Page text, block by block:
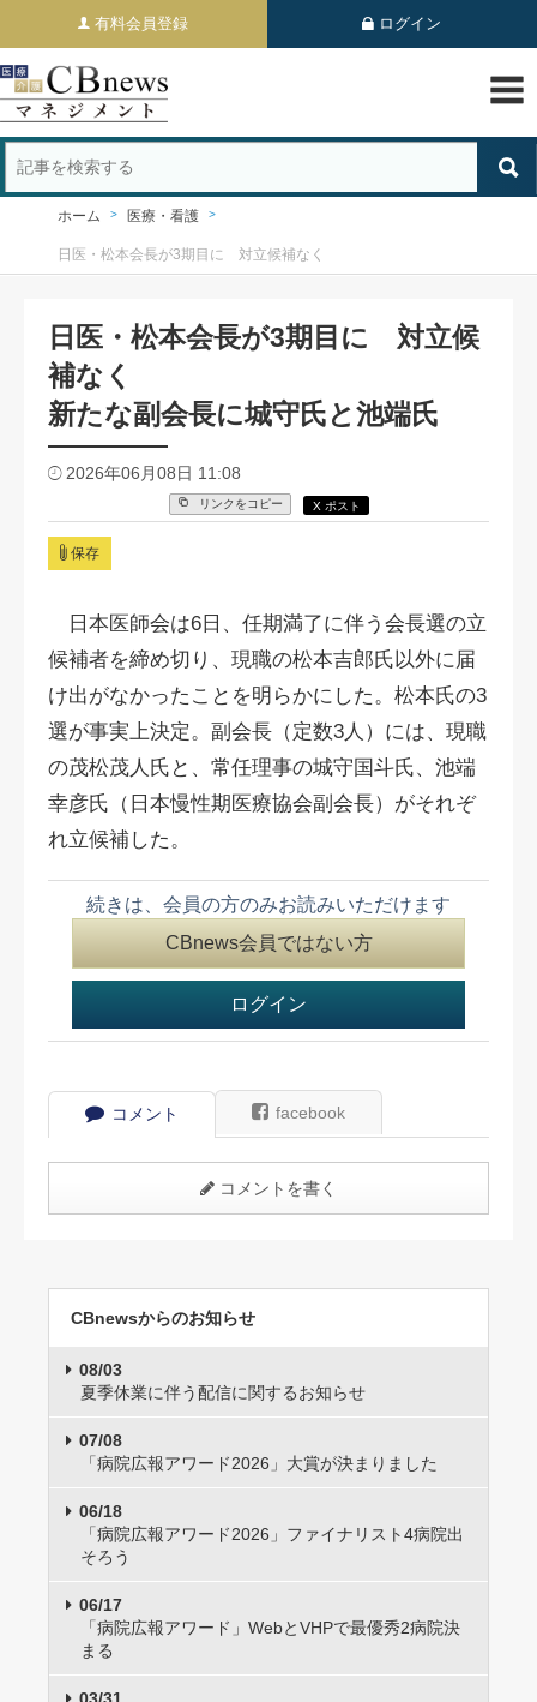
有料会員登録 ログイン
ホーム 医療・看護
日医・松本会長が3期目に 対立候補なく
日医・松本会長が3期目に 対立候
補なく
新たな副会長に城守氏と池端氏
2026年06月08日 11:08
リンクをコピー X ポスト
保存
日本医師会は6日、任期満了に伴う会長選の立
候補者を締め切り、現職の松本吉郎氏以外に届
け出がなかったことを明らかにした。 松本氏の3
選が事実上決定。副会長（定数3人）には、現職
の茂松茂人氏と、常任理事の城守国斗氏、池端
幸彦氏（日本慢性期医療協会副会長）がそれぞ
れ立候補した。
続きは、会員の方のみお読みいただけます
CBnews会員ではない方
ログイン
コメント facebook
コメントを書く
CBnewsからのお知らせ
08/03
夏季休業に伴う配信に関するお知らせ
07/08
「病院広報アワード2026」大賞が決まりました
06/18
「病院広報アワード2026」ファイナリスト4病院出
そろう
06/17
「病院広報アワード」WebとVHPで最優秀2病院決
まる